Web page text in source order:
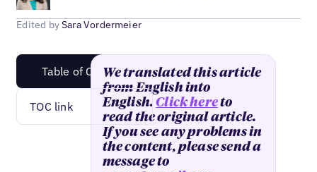
Edited bySara Vordermeier
Table of Content
TOC link
We translated this article
from English into
English.Click hereto
read the original article.
If you see any problems in
the content, please send a
message to